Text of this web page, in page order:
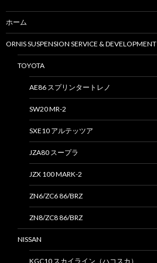
ホーム
ORNIS SUSPENSION SERVICE & DEVELOPMENT
TOYOTA
AE86 スプリンタートレノ
SW20 MR-2
SXE10 アルテッツア
JZA80 スープラ
JZX 100 MARK-2
ZN6/ZC6 86/BRZ
ZN8/ZC8 86/BRZ
NISSAN
KGC10 スカイライン（ハコスカ）